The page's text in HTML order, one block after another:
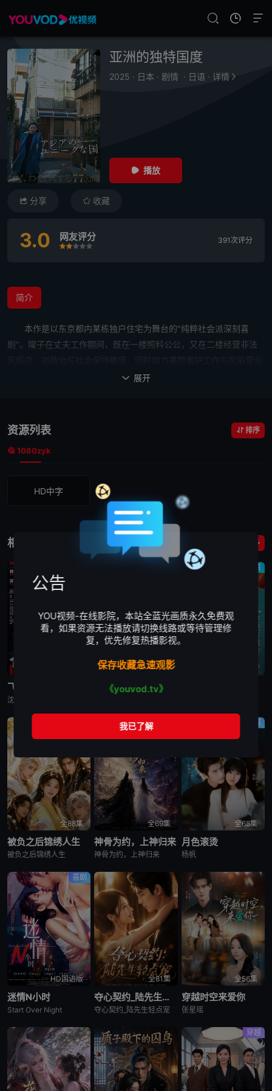
亚洲的独特国度
2025 · 日本 · 剧情 · 日语 · 详情
播放
分享 收藏
3.0 网友评分
很差较差还行
推荐
力荐
391次评分
简介
本作是以东京都内某栋独户住宅为舞台的"纯粹社会派深刻喜
剧"。曜子在丈夫工作期间，既在一楼照料公公，又在二楼经营非法
的曜子，其开朗勤勉的身影折射出善恶的彼岸与这个国家的矛盾。
 展开
资源列表 排序
1080zyk
HD中字
相关影片 更多
飞驰人生3
更新TC
功夫女足
剧情
全88集
被负之后锦绣人生
被负之后锦绣人生
全69集
神骨为约，上神归来
神骨为约，上神归来
穿越
全68集
月色滚烫
杨帆
喜剧
HD国语版
迷情N小时
Start Over Night
全81集
夺心契约_陆先生轻点宠
夺心契约_陆先生轻点宠
全56集
穿越时空来爱你
张星瑶
穿越
公告
YOU视频-在线影院，本站全蓝光画质永久免费观
看，如果资源无法播放请切换线路或等待管理修
复，优先修复热播影视。
保存收藏急速观影
《youvod.tv》